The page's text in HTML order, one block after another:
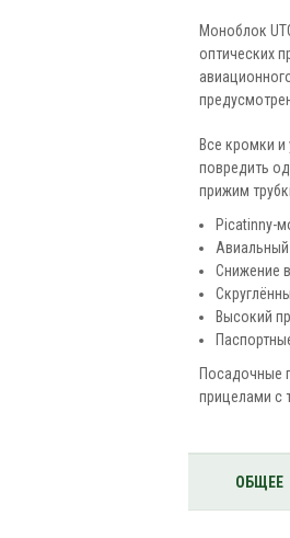
Моноблок
оптических
Все кромки
повредить
прижим
Picatinny-
Снижение
Высокий
Посадочные
прицелами с
ОБЩЕЕ